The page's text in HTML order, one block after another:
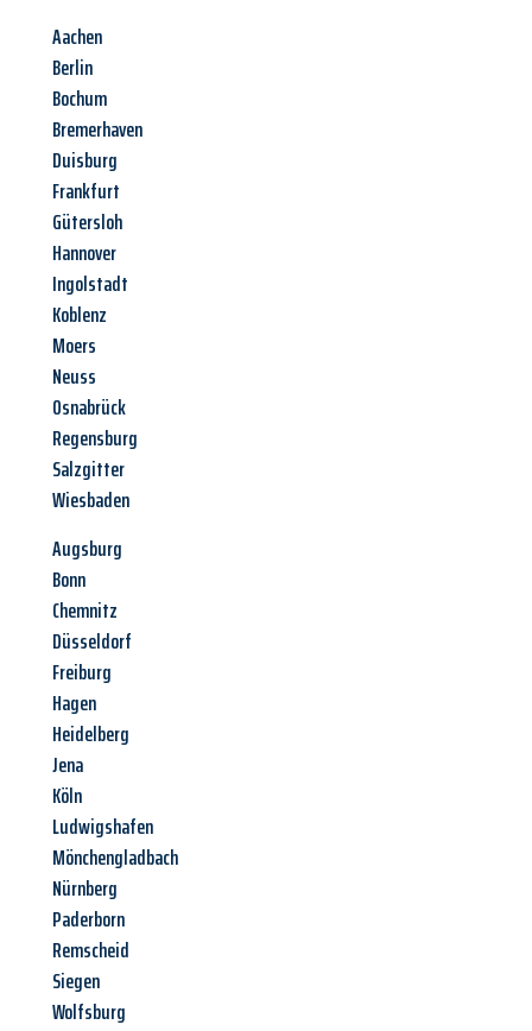
Aachen
Berlin
Bochum
Bremerhaven
Duisburg
Frankfurt
Gütersloh
Hannover
Ingolstadt
Koblenz
Moers
Neuss
Osnabrück
Regensburg
Salzgitter
Wiesbaden
Augsburg
Bonn
Chemnitz
Düsseldorf
Freiburg
Hagen
Heidelberg
Jena
Köln
Ludwigshafen
Mönchengladbach
Nürnberg
Paderborn
Remscheid
Siegen
Wolfsburg